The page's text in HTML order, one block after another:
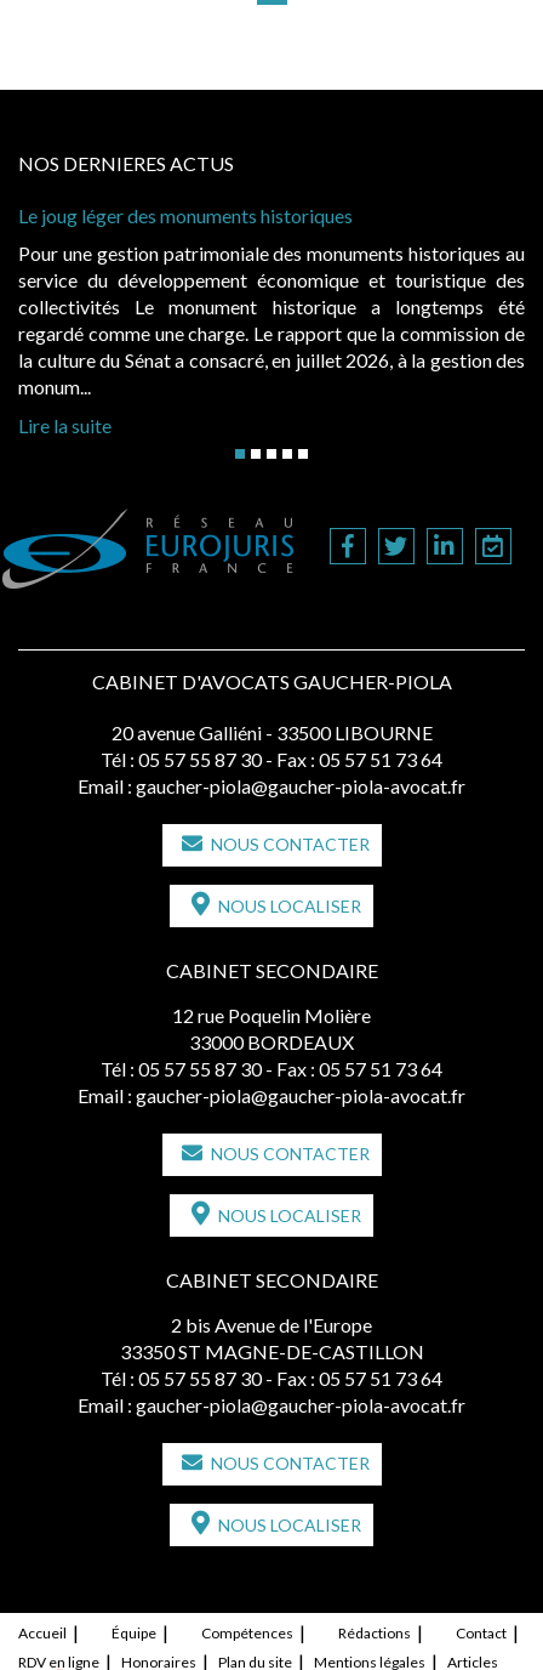
NOS DERNIERES ACTUS
Le joug léger des monuments historiques
Pour une gestion patrimoniale des monuments historiques au
service du développement économique et touristique des
collectivités Le monument historique a longtemps été
regardé comme une charge. Le rapport que la commission de
la culture du Sénat a consacré, en juillet 2026, à la gestion des
monum...
Lire la suite
CABINET D'AVOCATS GAUCHER-PIOLA
20 avenue Galliéni - 33500 LIBOURNE
Tél : 05 57 55 87 30 - Fax : 05 57 51 73 64
Email : gaucher-piola@gaucher-piola-avocat.fr
NOUS CONTACTER
NOUS LOCALISER
CABINET SECONDAIRE
12 rue Poquelin Molière
33000 BORDEAUX
Tél : 05 57 55 87 30 - Fax : 05 57 51 73 64
Email : gaucher-piola@gaucher-piola-avocat.fr
NOUS CONTACTER
NOUS LOCALISER
CABINET SECONDAIRE
2 bis Avenue de l'Europe
33350 ST MAGNE-DE-CASTILLON
Tél : 05 57 55 87 30 - Fax : 05 57 51 73 64
Email : gaucher-piola@gaucher-piola-avocat.fr
NOUS CONTACTER
NOUS LOCALISER
Accueil Équipe Compétences Rédactions
Contact
RDV en ligne
Honoraires Plan du site Mentions légales Articles